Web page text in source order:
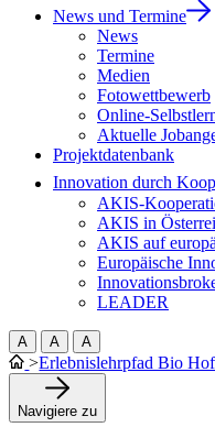
News und Termine
News
Termine
Medien
Fotowettbewerb
Online-
Aktuelle
Projektdatenbank
Innovation durch
AKIS-
AKIS in
AKIS auf
Europäische
LEADER
A A A
>Erlebnislehrpfad Bio
Navigiere zu